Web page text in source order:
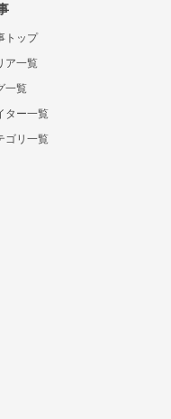
トップ
ア一覧
一覧
ター一覧
ゴリ一覧